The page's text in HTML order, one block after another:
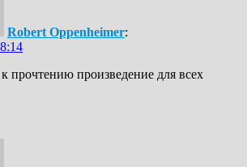
Robert Oppenheimer:
прочтению произведение для всех